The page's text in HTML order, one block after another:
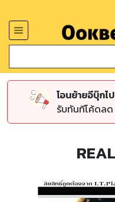
โอนย้ายอีบุ๊กไ
รับทันทีโค้ดลด